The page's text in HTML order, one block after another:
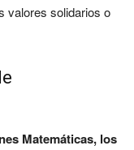
valores solidarios o
Matemáticas, los